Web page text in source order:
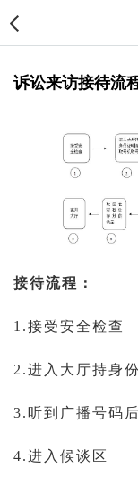
诉讼来访接待流
接待流程：
1.接受安全检查
2.进入大厅持身
3.听到广播号码
4.进入候谈区